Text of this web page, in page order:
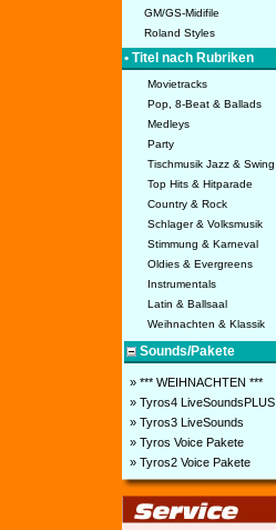
GM/GS-Midifile
Roland Styles
• Titel nach Rubriken
Movietracks
Pop, 8-Beat & Ballads
Medleys
Party
Tischmusik Jazz & Swing
Top Hits & Hitparade
Country & Rock
Schlager & Volksmusik
Stimmung & Karneval
Oldies & Evergreens
Instrumentals
Latin & Ballsaal
Weihnachten & Klassik
Sounds/Pakete
» *** WEIHNACHTEN ***
» Tyros4 LiveSoundsPLUS
» Tyros3 LiveSounds
» Tyros Voice Pakete
» Tyros2 Voice Pakete